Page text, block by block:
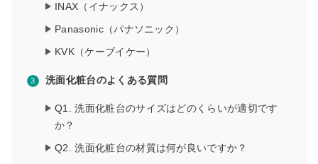
INAX（イナックス）
Panasonic（パナソニック）
KVK（ケーブイケー）
洗面化粧台のよくある質問
Q1. 洗面化粧台のサイズはどのくらいが適切です
か？
Q2. 洗面化粧台の材質は何が良いですか？